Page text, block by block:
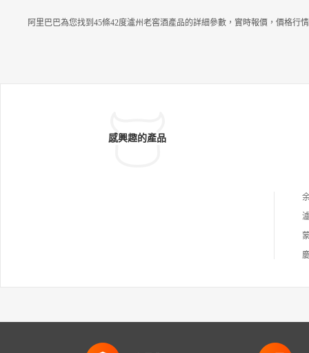
阿里巴巴為您找到45條42度瀘州老窖酒產品的詳細參數，實時報價，價格行
感興趣的產品